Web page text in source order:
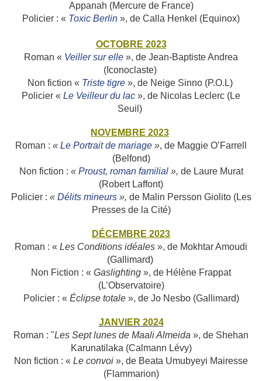
Appanah (Mercure de France)
Policier : « Toxic Berlin », de Calla Henkel (Equinox)
OCTOBRE 2023
Roman « Veiller sur elle », de Jean-Baptiste Andrea
(Iconoclaste)
Non fiction « Triste tigre», de Neige Sinno (P.O.L)
Policier « Le Veilleur du lac », de Nicolas Leclerc (Le
Seuil)
NOVEMBRE 2023
Roman : « Le Portrait de mariage », de Maggie O’Farrell
(Belfond)
Non fiction : « Proust, roman familial », de Laure Murat
(Robert Laffont)
Policier : « Délits mineurs», de Malin Persson Giolito (Les
Presses de la Cité)
DÉCEMBRE 2023
Roman : « Les Conditions idéales », de Mokhtar Amoudi
(Gallimard)
Non Fiction : « Gaslighting », de Hélène Frappat
(L’Observatoire)
Policier : « Éclipse totale», de Jo Nesbo (Gallimard)
JANVIER 2024
Roman : "Les Sept lunes de Maali Almeida », de Shehan
Karunatilaka (Calmann Lévy)
Non fiction : « Le convoi », de Beata Umubyeyi Mairesse
(Flammarion)